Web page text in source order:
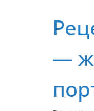
содержимому
—